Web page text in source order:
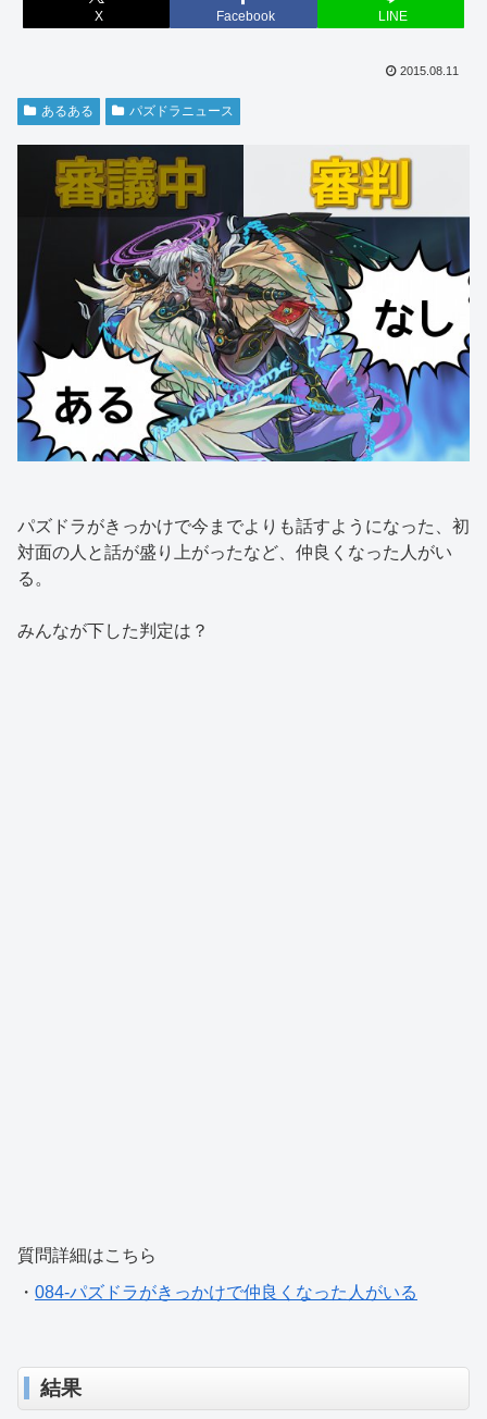
X Facebook LINE
2015.08.11
あるある パズドラニュース
パズドラがきっかけで今までよりも話すようになった、初
対面の人と話が盛り上がったなど、仲良くなった人がい
る。
みんなが下した判定は？
質問詳細はこちら
・ 084-パズドラがきっかけで仲良くなった人がいる
結果